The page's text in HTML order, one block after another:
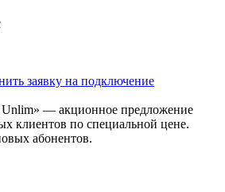
заявку на подключение
— акционное предложение
клиентов по специальной цене.
абонентов.